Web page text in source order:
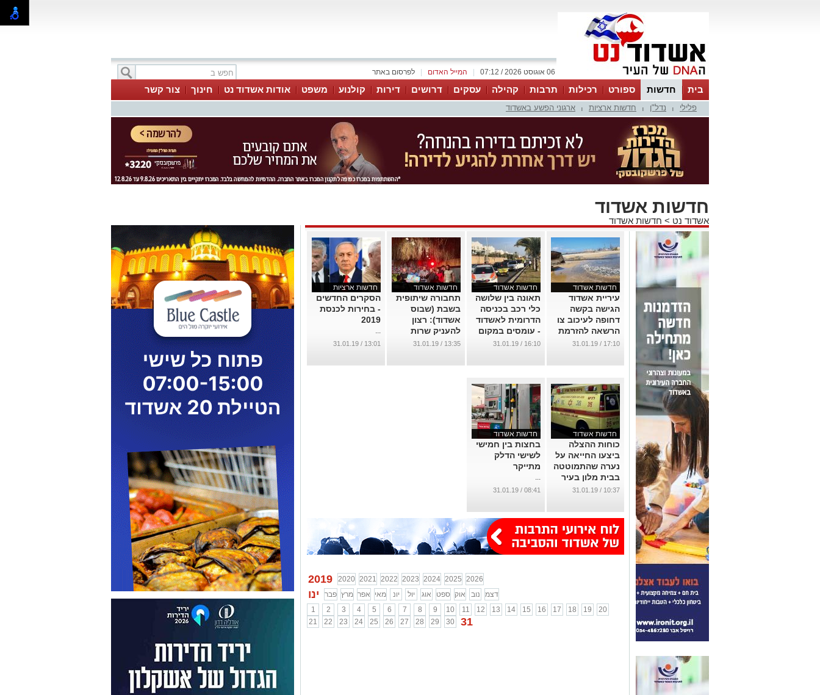
לפרסום באתר המייל האדום 06 אוגוסט 2026 / 07:12
בית חדשות ספורט רכילות תרבות קהילה עסקים דרושים דירות קולנוע משפט אודות אשדוד נט חינוך צור קשר
פלילי נדל"ן חדשות ארציות ארגוני הפשע באשדוד
חדשות אשדוד
אשדוד נט > חדשות אשדוד
חדשות אשדוד
עיריית אשדוד
הגישה בקשה
דחופה לעיכוב צו
הרשאה להזרמת
קולחים לנחל
...
17:10 / 31.01.19
חדשות אשדוד
תאונה בין שלושה
כלי רכב בכניסה
הדרומית לאשדוד
- עומסים במקום
...
16:10 / 31.01.19
חדשות אשדוד
תחבורה שיתופית
בשבת (שבוס
אשדוד): רצון
להעניק שרות
לאזרחים או רעש
...
13:35 / 31.01.19
חדשות ארציות
הסקרים החדשים
- בחירות לכנסת
2019
...
13:01 / 31.01.19
חדשות אשדוד
כוחות ההצלה
ביצעו החייאה על
נערה שהתמוטטה
בבית מלון בעיר
...
10:37 / 31.01.19
חדשות אשדוד
בחצות בין חמישי
לשישי הדלק
מתייקר
...
08:41 / 31.01.19
2019 2020 2021 2022 2023 2024 2025 2026
ינו פבר מרץ אפר מאי יונ יול אוג ספט אוק נוב
דצמ
1
2 3 4 5 6 7 8 9 10 11 12 13 14 15 16 17 18 19
20
21
22 23 24 25 26 27 28 29 30 31